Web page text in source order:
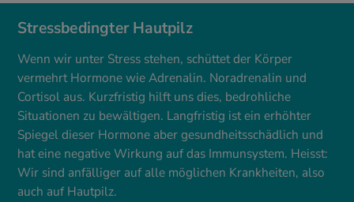
Stressbedingter Hautpilz
Wenn wir unter Stress stehen, schüttet der Körper
vermehrt Hormone wie Adrenalin. Noradrenalin und
Cortisol aus. Kurzfristig hilft uns dies, bedrohliche
Situationen zu bewältigen. Langfristig ist ein erhöhter
Spiegel dieser Hormone aber gesundheitsschädlich und
hat eine negative Wirkung auf das Immunsystem. Heisst:
Wir sind anfälliger auf alle möglichen Krankheiten, also
auch auf Hautpilz.